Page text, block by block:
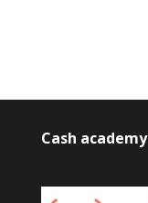
Cash academy